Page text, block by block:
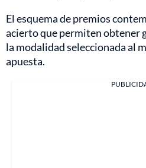
El esquema de premios
acierto que permiten obtener
la modalidad seleccionada al
apuesta.